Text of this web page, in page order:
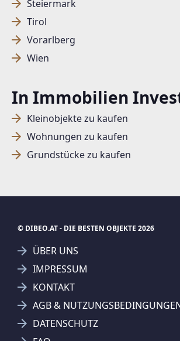
Steiermark
Tirol
Vorarlberg
Wien
In Immobilien
Kleinobjekte zu kaufen
Wohnungen zu kaufen
Grundstücke zu kaufen
Jetzt Suchagent
SUCHAGENT ANLEGEN FÜR
AKTUELLEN
Dieser Filter wird viele Treffer
Treffer verfeinern
in den
zu.
© DIBEO.AT - DIE BESTEN OBJEKTE 2026
ÜBER UNS
IMPRESSUM
KONTAKT
AGB &
DATENSCHUTZ